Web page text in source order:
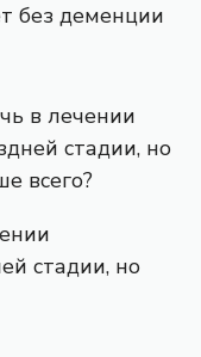
без деменции
стадии, но